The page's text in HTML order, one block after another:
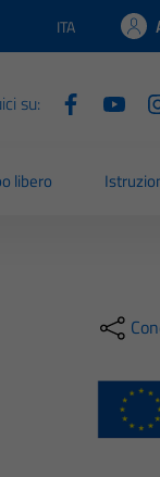
Lingua attiva:
ITA
su:
libero